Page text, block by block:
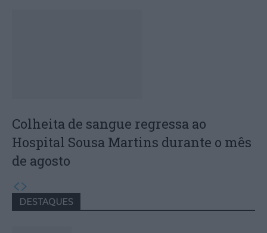
Colheita de sangue regressa ao
Hospital Sousa Martins durante o mês
de agosto
DESTAQUES